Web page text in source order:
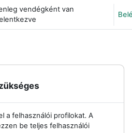
adatok váltása
vendégként van
a felhasználói profilokat. A
be teljes felhasználói